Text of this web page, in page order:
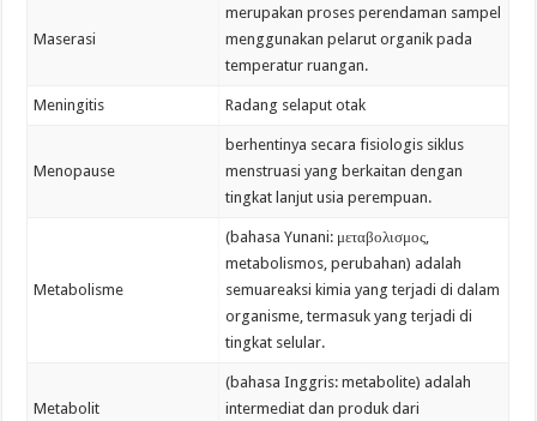
Maserasi
merupakan proses perendaman sampel
menggunakan pelarut organik pada
temperatur ruangan.
Meningitis Radang selaput otak
Menopause
berhentinya secara fisiologis siklus
menstruasi yang berkaitan dengan
tingkat lanjut usia perempuan.
Metabolisme
(bahasa Yunani: μεταβολισμος,
metabolismos, perubahan) adalah
semuareaksi kimia yang terjadi di dalam
organisme, termasuk yang terjadi di
tingkat selular.
Metabolit
(bahasa Inggris: metabolite) adalah
intermediat dan produk dari